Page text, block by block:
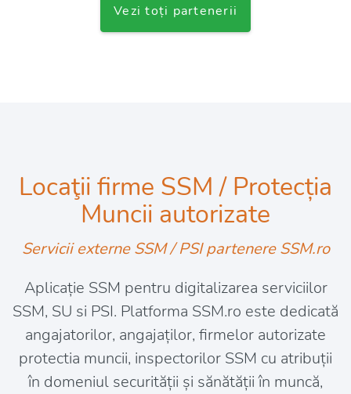
Vezi toți partenerii
Locaţii firme SSM / Protecția
Muncii autorizate
Servicii externe SSM / PSI partenere SSM.ro
Aplicație SSM pentru digitalizarea serviciilor
SSM, SU si PSI. Platforma SSM.ro este dedicată
angajatorilor, angajaților, firmelor autorizate
protectia muncii, inspectorilor SSM cu atribuții
în domeniul securității și sănătății în muncă,